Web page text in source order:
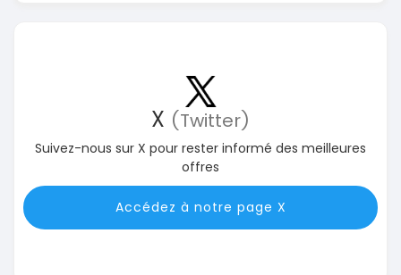
X (Twitter)
Suivez-nous sur X pour rester informé des meilleures
offres
Accédez à notre page X